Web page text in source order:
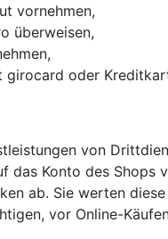
vornehmen,
überweisen,
oder
von
das Konto des
ab. Sie werten
vor Online-